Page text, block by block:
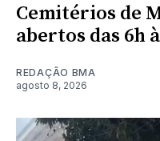
Cemitérios de
abertos das 6h
REDAÇÃO BMA
agosto 8, 2026